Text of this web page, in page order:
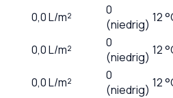
0,0L/m²
0
(niedrig) 12
0,0L/m²
0
(niedrig) 12
0,0L/m²
0
(niedrig) 12